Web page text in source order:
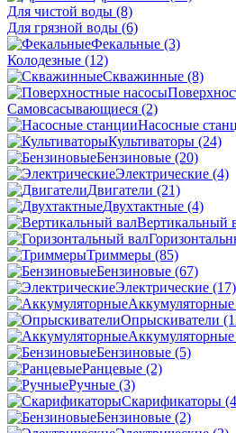
Для чистой воды (8)
Для грязной воды (6)
Фекальные (3)
Колодезные (12)
Скважинные (8)
Самовсасывающиеся (2)
Насосные
Культиваторы (24)
Бензиновые (20)
Электрические (4)
Двигатели (21)
Двухтактные (4)
Вертикальный
Триммеры (85)
Бензиновые (67)
Электрические (17)
Аккумуляторные
Опрыскиватели
Аккумуляторные
Бензиновые (5)
Ранцевые (2)
Ручные (3)
Скарификаторы
Бензиновые (2)